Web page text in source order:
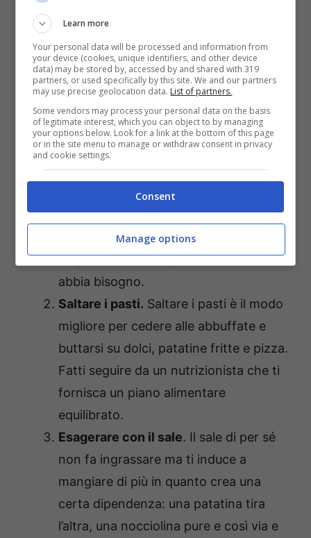
intera di gelato dopo cena. Ma non sono solo
queste le abitudini che fanno ingrassare.
ne sono 6 apparentemente molto più
innocue che non ti permettono di ritrovare la
forma fisica che vorresti. Vediamo quali
sono.
Mangiare troppo in fretta. Se mangi
troppo velocemente non permetti al
tuo cervello di elaborare il senso di
sazietà e, dunque, mangerai molto più
di quanto il tuo corpo effettivamente
abbia bisogno.
Saltare i pasti. Saltare i pasti è il modo
migliore per cedere alle abbuffate e
buttarsi su dolci, patatine fritte e pizza.
Fatti seguire da un nutrizionista che ti
fornisca un piano alimentare
equilibrato.
Esagerare con il sale. Il sale di per sé
non fa ingrassare ma ti induce a
mangiare di più in quanto crea una
certa dipendenza: una patatina tira
l’altra, una nocciolina pure e così via e
Learn more
Your personal data will be processed and information from
your device (cookies, unique identifiers, and other device
data) may be stored by, accessed by and shared with 319
partners, or used specifically by this site. We and our partners
may use precise geolocation data. List of partners.
Some vendors may process your personal data on the basis
of legitimate interest, which you can object to by managing
your options below. Look for a link at the bottom of this page
or in the site menu to manage or withdraw consent in privacy
and cookie settings.
Consent
Manage options